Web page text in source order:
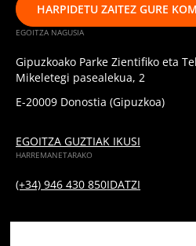
HARPIDETU ZAITEZ GURE
EGOITZA NAGUSIA
Gipuzkoako Parke Zientifiko eta
Mikeletegi pasealekua, 2
E-20009 Donostia (Gipuzkoa)
EGOITZA GUZTIAK IKUSI
HARREMANETARAKO
(+34) 946 430 850IDATZI